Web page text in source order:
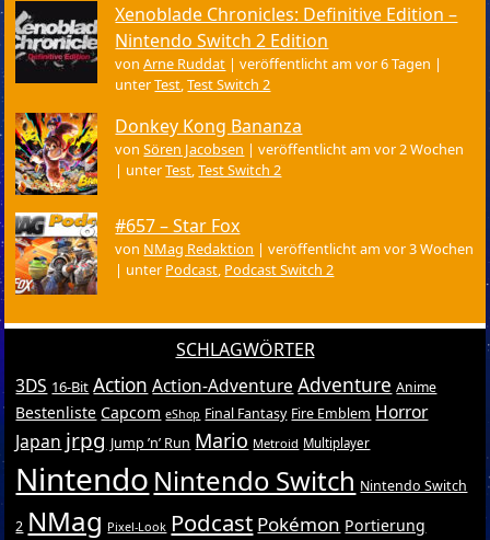
Xenoblade Chronicles: Definitive Edition –
Nintendo Switch 2 Edition
vonArne Ruddat |veröffentlicht am vor 6 Tagen |
unterTest,Test Switch 2
Donkey Kong Bananza
vonSören Jacobsen |veröffentlicht am vor 2 Wochen
| unterTest,Test Switch 2
#657 – Star Fox
von NMag Redaktion |veröffentlicht am vor 3 Wochen
| unter Podcast, Podcast Switch 2
SCHLAGWÖRTER
3DS 16-Bit Action Action-Adventure Adventure Anime
Bestenliste Capcom eShop Final Fantasy Fire Emblem Horror
Japan jrpg Jump ’n’ Run Mario Metroid Multiplayer
Nintendo Nintendo Switch Nintendo Switch
2 NMag Pixel-Look Podcast Pokémon Portierung